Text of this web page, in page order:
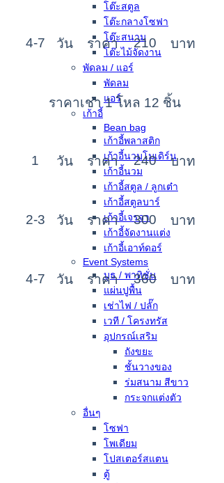
โต๊ะสตูล
โต๊ะกลางโซฟา
โต๊ะสนาม
โต๊ะไม้จัดงาน
พัดลม / แอร์
พัดลม
แอร์
เก้าอี้
Bean bag
เก้าอี้พลาสติก
เก้าอี้นวมโมเดิร์น
เก้าอี้นวม
เก้าอี้สตูล / ลูกเต๋า
เก้าอี้สตูลบาร์
เก้าอี้เจรจา
เก้าอี้จัดงานแต่ง
เก้าอี้เอาท์ดอร์
Event Systems
บูธ / พาทิชั่น
แผ่นปูพื้น
เช่าไฟ / ปลั๊ก
เวที / โครงทรัส
อุปกรณ์เสริม
ถังขยะ
ชั้นวางของ
ร่มสนาม สีขาว
กระจกแต่งตัว
อื่นๆ
โซฟา
โพเดียม
โปสเตอร์สแตน
ตู้
4-7 วัน ราคา 210 บาท
ราคาเช่า 1 โหล 12 ชิ้น
1 วัน ราคา 240 บาท
2-3 วัน ราคา 300 บาท
4-7 วัน ราคา 360 บาท